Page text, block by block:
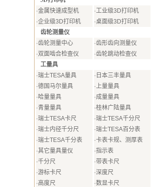
·金属快速成型机 ·工业级3D打印机
·企业级3D打印机 ·桌面级3D打印机
齿轮测量仪
·齿轮测量中心 ·齿形齿向测量仪
·双面啮合检查仪 ·齿轮跳动检查仪
工量具
·瑞士TESA量具 · 日本三丰量具
·德国马尔量具 ·上量量具
·哈量量具 ·成量量具
·青量量具 ·桂林广陆量具
·瑞士TESA卡尺 ·瑞士TESA千分尺
·瑞士内径千分尺 ·瑞士TESA百分表
·瑞士TESA千分表 ·卡表卡规、测厚表
·其它量具量仪 ·指示表
·千分尺 ·带表卡尺
·游标卡尺 ·深度尺
·高度尺 ·数显卡尺